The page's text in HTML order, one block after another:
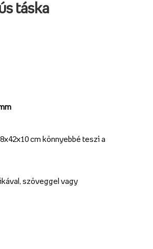
táska
cm könnyebbé teszi a
szöveggel vagy